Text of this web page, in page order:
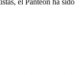
el Panteón ha sido